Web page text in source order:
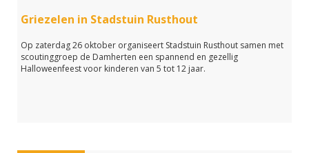
Griezelen in Stadstuin Rusthout
Op zaterdag 26 oktober organiseert Stadstuin Rusthout samen met
scoutinggroep de Damherten een spannend en gezellig
Halloweenfeest voor kinderen van 5 tot 12 jaar.